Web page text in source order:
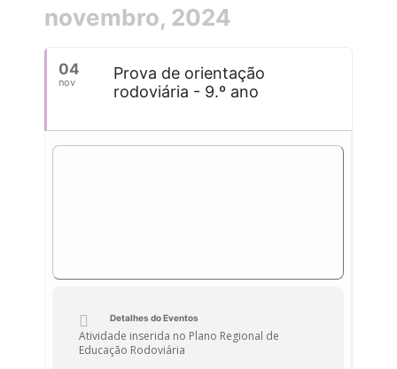
novembro, 2024
04
nov
Prova de orientação
rodoviária - 9.º ano
Detalhes do Eventos
Atividade inserida no Plano Regional de
Educação Rodoviária